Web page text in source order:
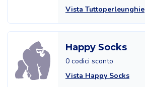
Vista Tuttoperleunghie
Happy Socks
0 codici sconto
Vista Happy Socks